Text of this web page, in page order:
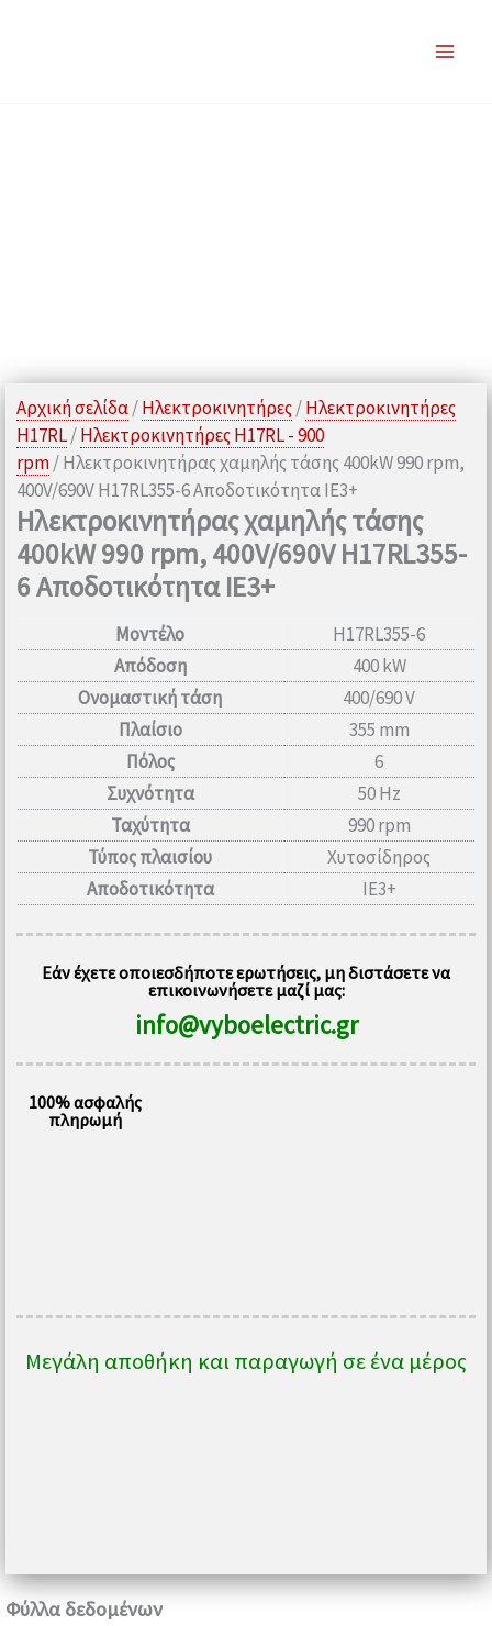
Αρχική σελίδα/Ηλεκτροκινητήρες/Ηλεκτροκινητήρες
H17RL/Ηλεκτροκινητήρες H17RL - 900
rpm/ Ηλεκτροκινητήρας χαμηλής τάσης 400kW 990 rpm,
400V/690V H17RL355-6 Αποδοτικότητα IE3+
Ηλεκτροκινητήρας χαμηλής τάσης
400kW 990 rpm, 400V/690V H17RL355-
6 Αποδοτικότητα IE3+
Μοντέλο
H17RL355-6
Απόδοση
400 kW
Ονομαστική τάση
400/690 V
Πλαίσιο
355 mm
Πόλος
6
Συχνότητα
50 Hz
Ταχύτητα
990 rpm
Τύπος πλαισίου
Χυτοσίδηρος
Αποδοτικότητα
IE3+
Εάν έχετε οποιεσδήποτε ερωτήσεις, μη διστάσετε να
επικοινωνήσετε μαζί μας:
info@vyboelectric.gr
100% ασφαλής
πληρωμή
Μεγάλη αποθήκη και παραγωγή σε ένα μέρος
Φύλλα δεδομένων